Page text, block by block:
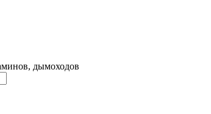
дымоходов